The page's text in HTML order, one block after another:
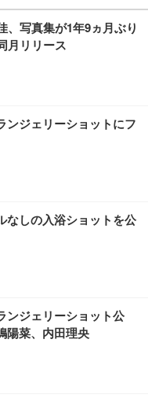
スクチェア 疲れない テレ
スト 30度ロッキング機
ト 90度跳ね上げ式アーム
ェア (ブラック)
スクチェア 疲れない テレ
スト 30度ロッキング機
ト 90度跳ね上げ式アーム
ェア (ホワイト)
デスクチェア 肘なし メ
ート付き 腰サポート ガ
キャスター付き コンパク
ニター DualSense 充電
27インチ 液晶モニタ
VA 非光沢 HDMI/DisplayP
さ調整 スイベル VESA対
FHD】GRAPHT THE S
24” Essential ゲーミン
1ms FHD 量子ドット 残
ムツ L 中型犬用 26枚入
シック) 【Amazon.co.jp
スオーヤマ ペットシーツ
入 (x 1) (ケース販売)
ーツ 超厚型 お徳用 レギ
限定】
、写真集が1年9ヵ月ぶり
月リリース
ンジェリーショットにフ
なしの入浴ショットを公
ンジェリーショット公
菜、内田理央